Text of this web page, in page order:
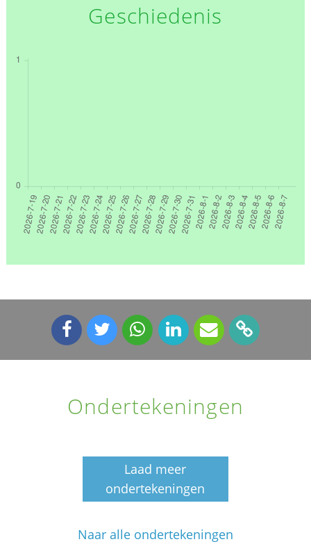
Geschiedenis
Ondertekeningen
Laad meer
ondertekeningen
Naar alle ondertekeningen